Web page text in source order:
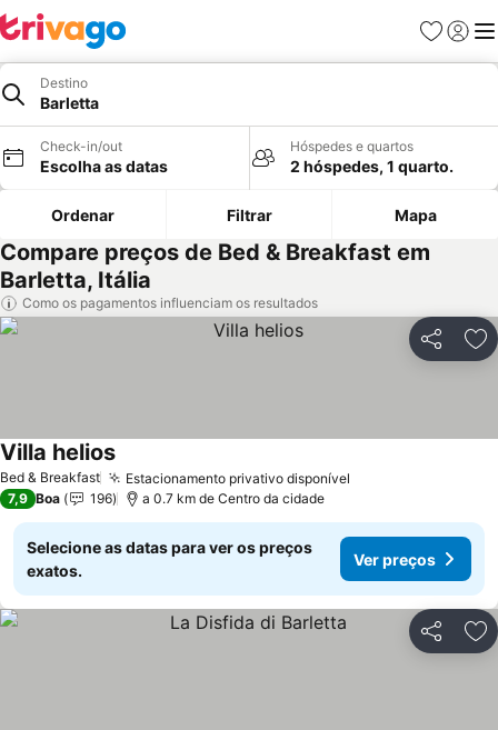
Favoritos
Iniciar
Destino
Barletta
Check-in/out
Escolha as datas
Hóspedes e quartos
2 hóspedes, 1 quarto.
Ordenar Filtrar Mapa
Compare preços de Bed & Breakfast em
Barletta, Itália
Como os pagamentos influenciam os resultados
Partilhar
Bed & Breakfast Estacionamento privativo disponível
Villa helios
7,9 Boa 196 a 0.7 km de Centro da cidade
Selecione as datas para ver os preços
exatos.
Ver preços
Partilhar